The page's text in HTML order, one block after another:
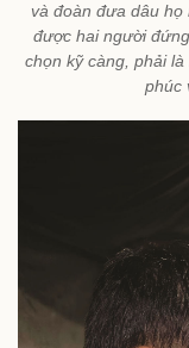
và đoàn đưa dâu họ
được hai người
chọn kỹ càng, phải
phúc